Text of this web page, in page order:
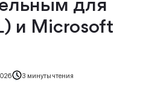
для
и Microsoft
3 минуты чтения